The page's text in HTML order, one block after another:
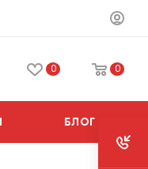
0 0
БЛОГ